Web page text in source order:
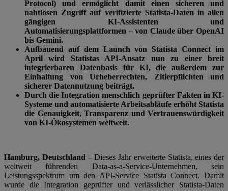
Protocol) und ermöglicht damit einen sicheren und
nahtlosen Zugriff auf verifizierte Statista-Daten in allen
gängigen KI-Assistenten und
Automatisierungsplattformen – von Claude über OpenAI
bis Gemini.
Aufbauend auf dem Launch von Statista Connect im
April wird Statistas API-Ansatz nun zu einer breit
integrierbaren Datenbasis für KI, die außerdem zur
Einhaltung von Urheberrechten, Zitierpflichten und
sicherer Datennutzung beiträgt.
Durch die Integration menschlich geprüfter Fakten in KI-
Systeme und automatisierte Arbeitsabläufe erhöht Statista
die Genauigkeit, Transparenz und Vertrauenswürdigkeit
von KI-Ökosystemen weltweit.
Hamburg, Deutschland – Dieses Jahr erweiterte Statista, eines der
weltweit führenden Data-as-a-Service-Unternehmen, sein
Leistungsspektrum um den API-Service Statista Connect. Damit
wurde die Integration geprüfter und verlässlicher Statista-Daten